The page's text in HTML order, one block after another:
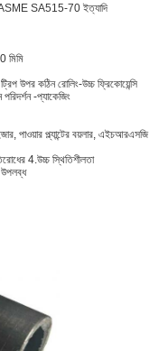
SA515-70 ইত্যাদি
মিমি
উপর কঠিন রোলিং-উচ্চ ফ্রিকোয়েন্সি
-প্যাকেজিং
পাওয়ার প্ল্যান্টের বয়লার, এইচআরএসজি
4.উচ্চ স্থিতিশীলতা
উপলব্ধ